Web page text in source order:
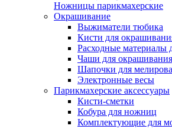
Ножницы парикмахерские
Окрашивание
Выжиматели тюбика
Кисти для
Расходные материалы
Чаши для окрашивания
Шапочки для
Электронные весы
Парикмахерские аксессуары
Кисти-сметки
Кобура для ножниц
Комплектующие для